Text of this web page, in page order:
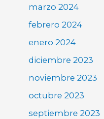
marzo 2024
febrero 2024
enero 2024
diciembre 2023
noviembre 2023
octubre 2023
septiembre 2023